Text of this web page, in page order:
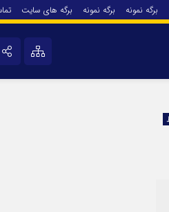
برگه نمونه برگه نمونه برگه های سایت